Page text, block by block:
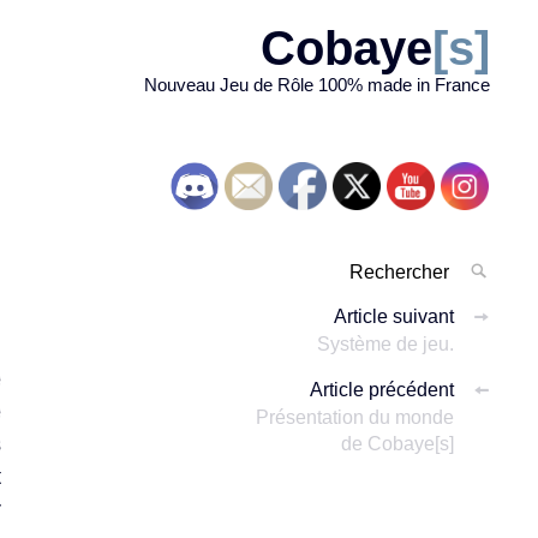
Cobaye[s]
Nouveau Jeu de Rôle 100% made in France
Rechercher
Navigation
articles
Article suivant
Système de jeu.
Article précédent
Présentation du monde
de Cobaye[s]